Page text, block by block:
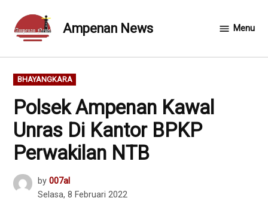
content
Ampenan News Menu
POSTED
IN
BHAYANGKARA
Polsek Ampenan Kawal
Unras Di Kantor BPKP
Perwakilan NTB
by 007al
Selasa, 8 Februari 2022